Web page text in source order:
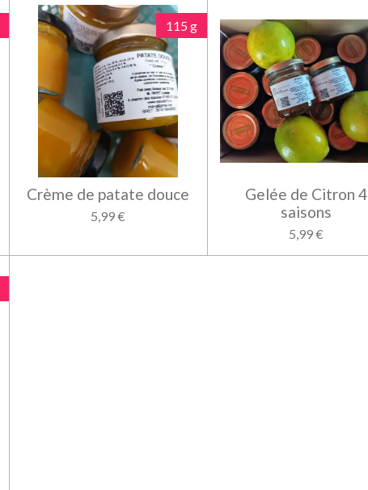
115 g
Crème de patate douce
5,99 €
Gelée de Citron 4
saisons
5,99 €